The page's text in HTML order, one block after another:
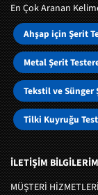
En Çok Aranan
Ahşap için Şerit
Metal Şerit
Tekstil ve Sünger
Tilki Kuyruğu
İLETİŞİM
MÜŞTERI